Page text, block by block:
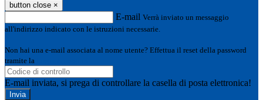
button close ×
E-mail Verrà inviato un messaggio
all'indirizzo indicato con le istruzioni necessarie.
Non hai una e-mail associata al nome utente? Effettua il reset della password
tramite la
E-mail inviata, si prega di controllare la casella di posta elettronica!